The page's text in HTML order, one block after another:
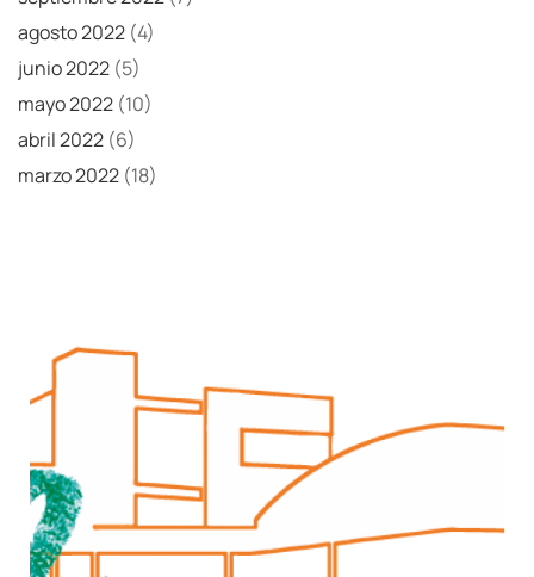
agosto 2022 (4)
junio 2022 (5)
mayo 2022 (10)
abril 2022 (6)
marzo 2022 (18)